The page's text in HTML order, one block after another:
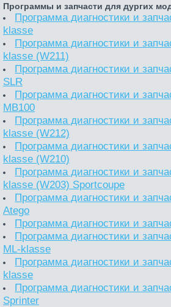
Программы и запчасти для дургих
Программа диагностики и
klasse
Программа диагностики и
klasse (W211)
Программа диагностики и
SLR
Программа диагностики и
MB100
Программа диагностики и
klasse (W212)
Программа диагностики и
klasse (W210)
Программа диагностики и
klasse (W203) Sportcoupe
Программа диагностики и
Atego
Программа диагностики и
Программа диагностики и
ML-klasse
Программа диагностики и
klasse
Программа диагностики и
Sprinter